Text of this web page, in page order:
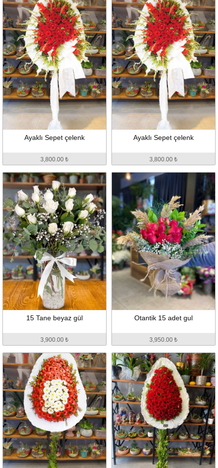
Ayaklı Sepet çelenk
3,800.00 ₺
Ayaklı Sepet çelenk
3,800.00 ₺
15 Tane beyaz gül
3,900.00 ₺
Otantik 15 adet gul
3,950.00 ₺